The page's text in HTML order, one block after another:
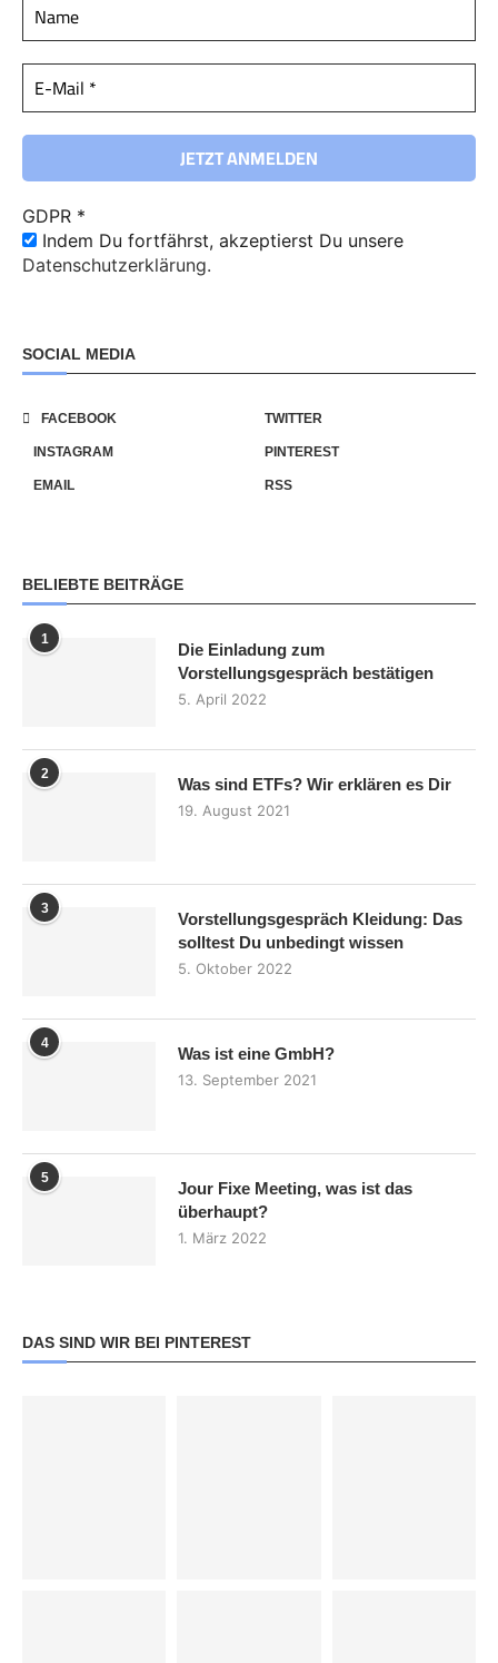
GDPR *
Indem Du fortfährst, akzeptierst Du unsere
Datenschutzerklärung.
SOCIAL MEDIA
FACEBOOK TWITTER
INSTAGRAM PINTEREST
EMAIL RSS
BELIEBTE BEITRÄGE
1
Die Einladung zum
Vorstellungsgespräch bestätigen
5. April 2022
2
Was sind ETFs? Wir erklären es Dir
19. August 2021
3
Vorstellungsgespräch Kleidung: Das
solltest Du unbedingt wissen
5. Oktober 2022
4
Was ist eine GmbH?
13. September 2021
5
Jour Fixe Meeting, was ist das
überhaupt?
1. März 2022
DAS SIND WIR BEI PINTEREST